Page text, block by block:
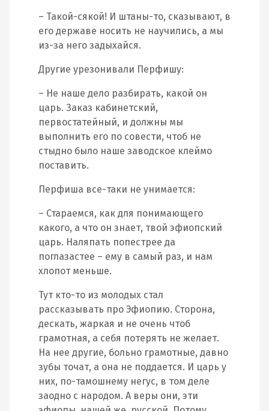
– Такой-сякой! И штаны-то, сказывают, в
его державе носить не научились, а мы
из-за него задыхайся.
Другие урезонивали Перфишу:
– Не наше дело разбирать, какой он
царь. Заказ кабинетский,
первостатейный, и должны мы
выполнить его по совести, чтоб не
стыдно было наше заводское клеймо
поставить.
Перфиша все-таки не унимается:
– Стараемся, как для понимающего
какого, а что он знает, твой эфиопский
царь. Наляпать попестрее да
поглазастее – ему в самый раз, и нам
хлопот меньше.
Тут кто-то из молодых стал
рассказывать про Эфиопию. Сторона,
дескать, жаркая и не очень чтоб
грамотная, а себя потерять не желает.
На нее другие, больно грамотные, давно
зубы точат, а она не поддается. И царь у
них, по-тамошнему негус, в том деле
заодно с народом. А веры они, эти